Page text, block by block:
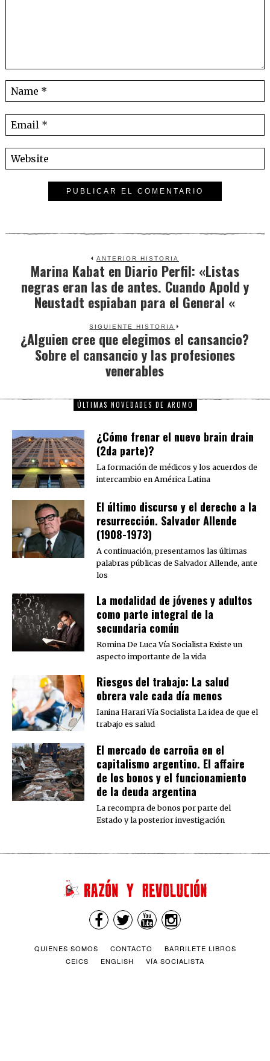
ANTERIOR HISTORIA
Previous
post:
Marina Kabat en Diario Perfil: «Listas
negras eran las de antes. Cuando Apold y
Neustadt espiaban para el General «
SIGUIENTE HISTORIA
Next
post:
¿Alguien cree que elegimos el cansancio?
Sobre el cansancio y las profesiones
venerables
ÚLTIMAS NOVEDADES DE AROMO
¿Cómo frenar el nuevo brain drain
(2da parte)?
La formación de médicos y los acuerdos de
intercambio en América Latina
El último discurso y el derecho a la
resurrección. Salvador Allende
(1908-1973)
A continuación, presentamos las últimas
palabras públicas de Salvador Allende, ante
los
La modalidad de jóvenes y adultos
como parte integral de la
secundaria común
Romina De Luca Vía Socialista Existe un
aspecto importante de la vida
Riesgos del trabajo: La salud
obrera vale cada día menos
Ianina Harari Vía Socialista La idea de que el
trabajo es salud
El mercado de carroña en el
capitalismo argentino. El affaire
de los bonos y el funcionamiento
de la deuda argentina
La recompra de bonos por parte del
Estado y la posterior investigación
QUIENES SOMOS CONTACTO
BARRILETE LIBROS
CEICS
ENGLISH VÍA SOCIALISTA